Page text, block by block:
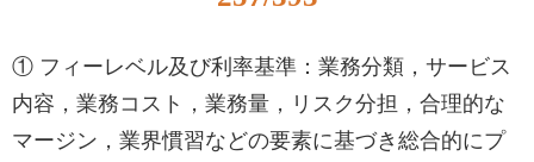
① フィーレベル及び利率基準：業務分類，サービス
内容，業務コスト，業務量，リスク分担，合理的な
マージン，業界慣習などの要素に基づき総合的にプ